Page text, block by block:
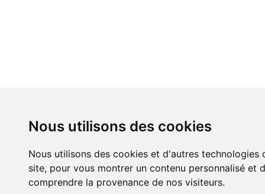
Nous utilisons des cookies
Nous utilisons des cookies et d'autres
site, pour vous montrer un contenu personnalisé
comprendre la provenance de nos visiteurs.